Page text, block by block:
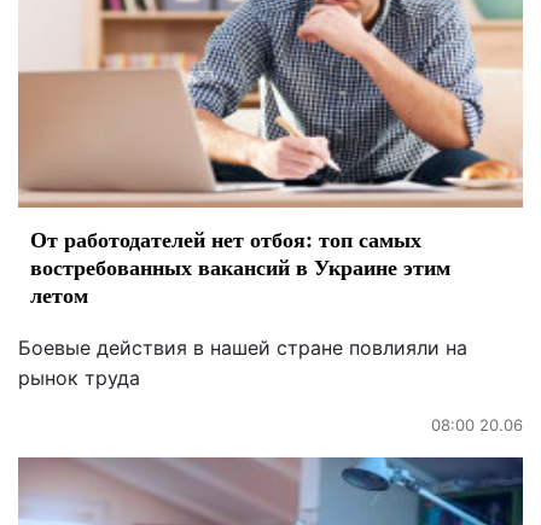
От работодателей нет отбоя: топ самых
востребованных вакансий в Украине этим
летом
Боевые действия в нашей стране повлияли на
рынок труда
08:00 20.06